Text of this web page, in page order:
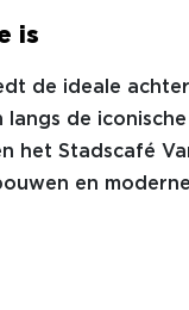
is
de ideale
de
het Stadscafé
en